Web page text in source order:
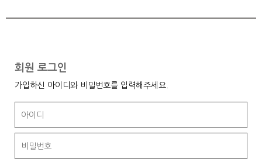
회원 로그인
가입하신 아이디와 비밀번호를 입력해주세요.